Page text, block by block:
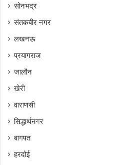
सोनभद्र
संतकबीर नगर
लखनऊ
प्रयागराज
जालौन
खेरी
वाराणसी
सिद्धार्थनगर
बागपत
हरदोई